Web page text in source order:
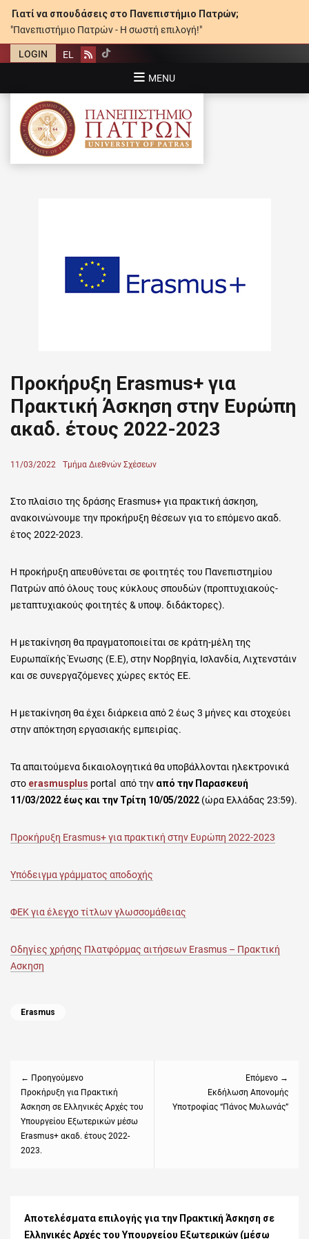
Γιατί να σπουδάσεις στο Πανεπιστήμιο Πατρών;
"Πανεπιστήμιο Πατρών - Η σωστή επιλογή!"
LOGIN EL Rss
MENU
ΠΑΝΕΠΙΣΤΉΜΙΟ ΠΑΤΡΏΝ
Προκήρυξη Erasmus+ για
Πρακτική Άσκηση στην Ευρώπη
ακαδ. έτους 2022-2023
Posted
11/03/2022 Author
Τμήμα Διεθνών Σχέσεων
Στο πλαίσιο της δράσης Erasmus+ για πρακτική άσκηση,
ανακοινώνουμε την προκήρυξη θέσεων για το επόμενο ακαδ.
έτος 2022-2023.
Η προκήρυξη απευθύνεται σε φοιτητές του Πανεπιστημίου
Πατρών από όλους τους κύκλους σπουδών (προπτυχιακούς-
μεταπτυχιακούς φοιτητές & υποψ. διδάκτορες).
Η μετακίνηση θα πραγματοποιείται σε κράτη-μέλη της
Ευρωπαϊκής Ένωσης (Ε.Ε), στην Νορβηγία, Ισλανδία, Λιχτενστάιν
και σε συνεργαζόμενες χώρες εκτός ΕΕ.
Η μετακίνηση θα έχει διάρκεια από 2 έως 3 μήνες και στοχεύει
στην απόκτηση εργασιακής εμπειρίας.
Τα απαιτούμενα δικαιολογητικά θα υποβάλλονται ηλεκτρονικά
στο erasmusplus portal από την από την Παρασκευή
11/03/2022 έως και την Τρίτη 10/05/2022 (ώρα Ελλάδας 23:59).
Προκήρυξη Erasmus+ για πρακτική στην Ευρώπη 2022-2023
Υπόδειγμα γράμματος αποδοχής
ΦΕΚ για έλεγχο τίτλων γλωσσομάθειας
Οδηγίες χρήσης Πλατφόρμας αιτήσεων Erasmus – Πρακτική
Ασκηση
Categories
Erasmus
← Προηγούμενο
Previous
post:
Προκήρυξη για Πρακτική
Άσκηση σε Ελληνικές Αρχές του
Υπουργείου Εξωτερικών μέσω
Erasmus+ ακαδ. έτους 2022-
2023.
Επόμενο →
post:
Εκδήλωση Απονομής
Υποτροφίας “Πάνος Μυλωνάς”
Αποτελέσματα επιλογής για την Πρακτική Άσκηση σε
Ελληνικές Αρχές του Υπουργείου Εξωτερικών (μέσω